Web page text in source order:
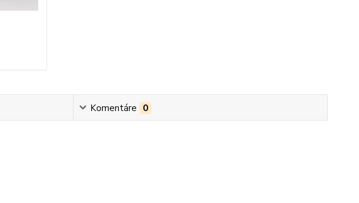
Komentáre 0